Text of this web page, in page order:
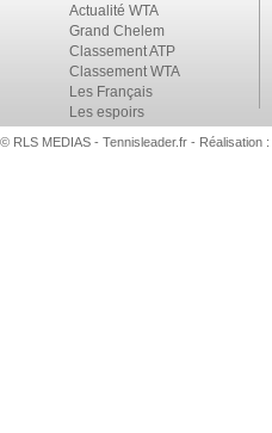
Actualité WTA
Grand Chelem
Classement ATP
Classement WTA
Les Français
Les espoirs
© RLS MEDIAS - Tennisleader.fr - Réalisation :